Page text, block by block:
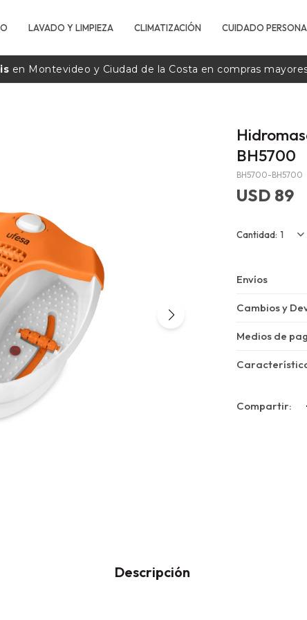
LAVADO Y LIMPIEZA CLIMATIZACIÓN CUIDADO
en Montevideo y Ciudad de la Costa en compras
BH5700
BH5700-BH5700
USD 89
1
Envíos
Cambios y
Medios de
Descripción